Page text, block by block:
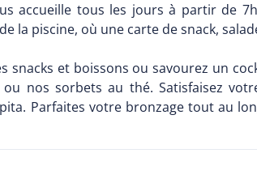
accueille tous les jours à partir de
piscine, où une carte de snack,
snacks et boissons ou savourez un
nos sorbets au thé. Satisfaisez
Parfaites votre bronzage tout au